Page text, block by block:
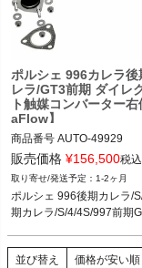
ポルシェ 996カレラ後
レラ/GT3前期 ダイレ
ト触媒コンバーター
aFlow】
商品番号 AUTO-49929
12ECS"49929"
ポルシェ 996後期カレラ/
ポルシェ 997前期カレラ/
ポルシェ 997前期GT3/RS
2T14：mag49929
販売価格 ¥156,500税込
1-2ヶ月
ポルシェ 996後期カレラ/
期カレラ/S/4/4S/997前期
並び替え 価格が安い順